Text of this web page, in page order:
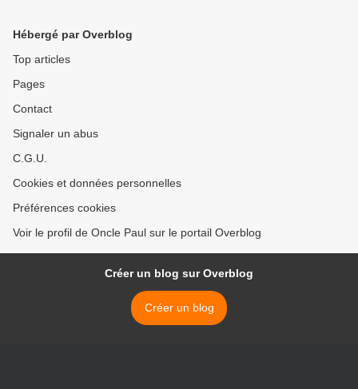
Hébergé par Overblog
Top articles
Pages
Contact
Signaler un abus
C.G.U.
Cookies et données personnelles
Préférences cookies
Voir le profil de Oncle Paul sur le portail Overblog
Créer un blog sur Overblog
Créer un blog